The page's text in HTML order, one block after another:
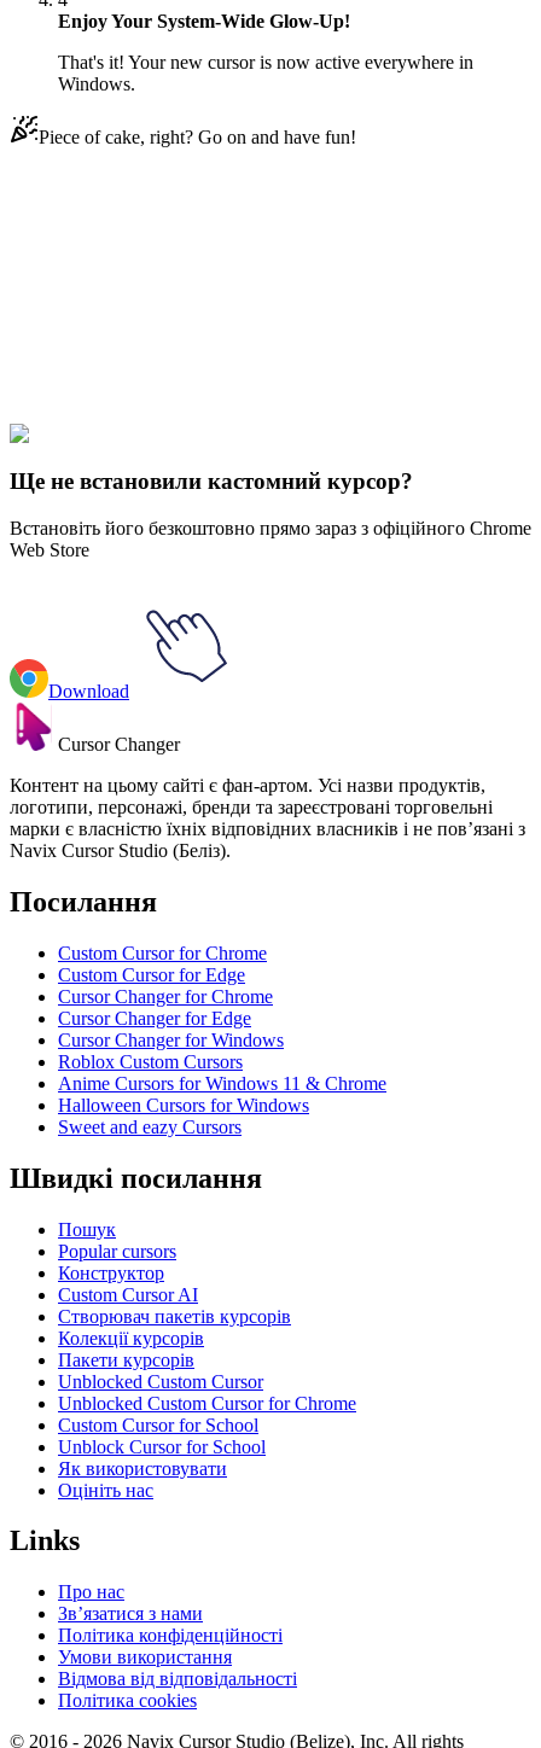
Enjoy Your System-Wide Glow-Up!
That's it! Your new cursor is now active everywhere in
Windows.
Piece of cake, right? Go on and have fun!
Pixar
Ще не встановили кастомний курсор?
Встановіть його безкоштовно прямо зараз з офіційного Chrome
Web Store
Download
Cursor Changer
Контент на цьому сайті є фан-артом. Усі назви продуктів,
логотипи, персонажі, бренди та зареєстровані торговельні
марки є власністю їхніх відповідних власників і не пов’язані з
Navix Cursor Studio (Беліз).
Посилання
Custom Cursor for Chrome
Custom Cursor for Edge
Cursor Changer for Chrome
Cursor Changer for Edge
Cursor Changer for Windows
Roblox Custom Cursors
Anime Cursors for Windows 11 & Chrome
Halloween Cursors for Windows
Sweet and eazy Cursors
Швидкі посилання
Пошук
Popular cursors
Конструктор
Custom Cursor AI
Створювач пакетів курсорів
Колекції курсорів
Пакети курсорів
Unblocked Custom Cursor
Unblocked Custom Cursor for Chrome
Custom Cursor for School
Unblock Cursor for School
Як використовувати
Оцініть нас
Links
Про нас
Зв’язатися з нами
Політика конфіденційності
Умови використання
Відмова від відповідальності
Політика cookies
© 2016 - 2026 Navix Cursor Studio (Belize), Inc. All rights